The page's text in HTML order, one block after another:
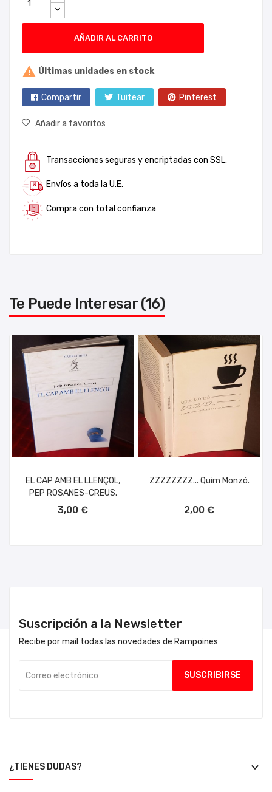
AÑADIR AL CARRITO
 Últimas unidades en stock
Compartir Tuitear Pinterest
Añadir a favoritos
Transacciones seguras y encriptadas con SSL.
Envíos a toda la U.E.
Compra con total confianza
Te Puede Interesar (16)
EL CAP AMB EL LLENÇOL,
PEP ROSANES-CREUS.
3,00 €
ZZZZZZZZ... Quim Monzó.
2,00 €
Suscripción a la Newsletter
Recibe por mail todas las novedades de Rampoines
¿TIENES DUDAS? keyboard_arrow_down